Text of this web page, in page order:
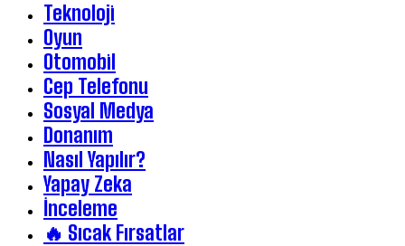
Teknoloji
Oyun
Otomobil
Cep Telefonu
Sosyal Medya
Donanım
Nasıl Yapılır?
Yapay Zeka
İnceleme
🔥 Sıcak Fırsatlar